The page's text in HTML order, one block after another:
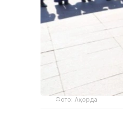
Фото: Ақорда